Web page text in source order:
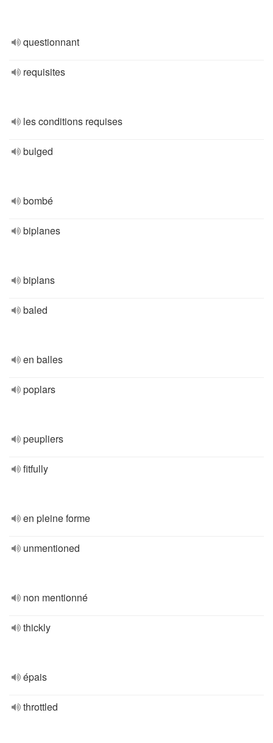
questionnant
requisites
les conditions requises
bulged
bombé
biplanes
biplans
baled
en balles
poplars
peupliers
fitfully
en pleine forme
unmentioned
non mentionné
thickly
épais
throttled